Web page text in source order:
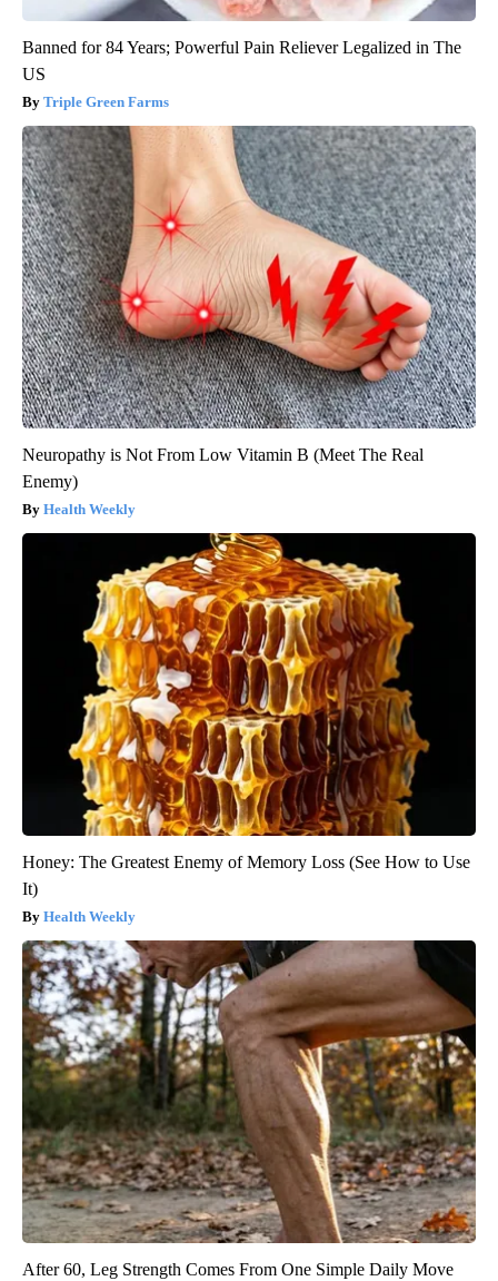
Banned for 84 Years; Powerful Pain Reliever Legalized in The
US
Triple Green Farms
Neuropathy is Not From Low Vitamin B (Meet The Real
Enemy)
Health Weekly
Honey: The Greatest Enemy of Memory Loss (See How to Use
It)
Health Weekly
After 60, Leg Strength Comes From One Simple Daily Move